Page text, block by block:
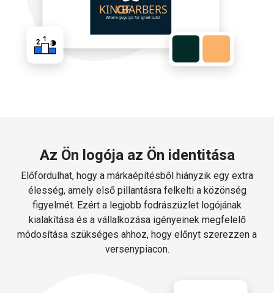
Az Ön logója az Ön identitása
Előfordulhat, hogy a márkaépítésből hiányzik egy extra
élesség, amely első pillantásra felkelti a közönség
figyelmét. Ezért a legjobb fodrászüzlet logójának
kialakítása és a vállalkozása igényeinek megfelelő
módosítása szükséges ahhoz, hogy előnyt szerezzen a
versenypiacon.